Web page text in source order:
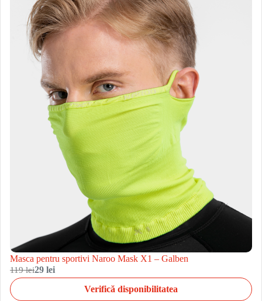
Masca pentru sportivi Naroo Mask X1 – Galben
119 lei29 lei
Verifică disponibilitatea